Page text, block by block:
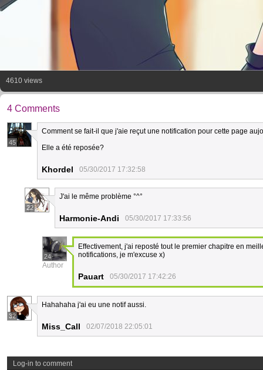
4610 views
4 Comments
45
Comment se fait-il que j'aie reçut une notification pour cette page
Elle a été reposée?
Khordel 05/30/2017 17:32:58
22
J'ai le même problème °^°
Harmonie-Andi 05/30/2017 17:33:56
24
Author
Effectivement, j'ai reposté tout le premier chapitre en
notifications, je m'excuse x)
Pauart 05/30/2017 17:42:26
32
Hahahaha j'ai eu une notif aussi.
Miss_Call 02/07/2018 22:05:01
Log-in to comment